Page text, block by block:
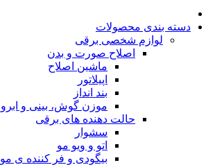
دسته بندی محصولات
لوازم شخصی برقی
اصلاح صورت و بدن
ماشین اصلاح
اپیلاتور
بند انداز
موزن گوش، بینی و ابرو
حالت دهنده های برقی
سشوار
اتو و ویو مو
بیگودی و فر کننده ی مو